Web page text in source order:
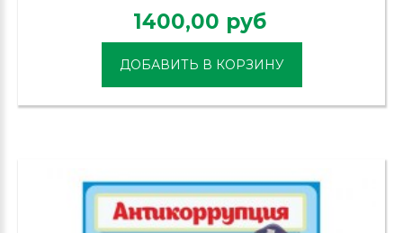
1400,00 руб
ДОБАВИТЬ В КОРЗИНУ